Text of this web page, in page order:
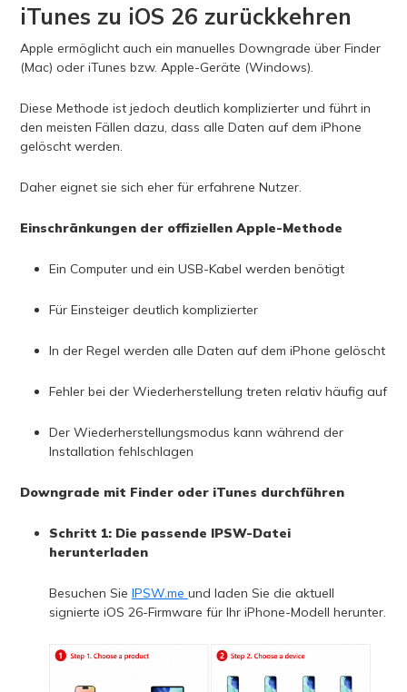
iTunes zu iOS 26 zurückkehren
Apple ermöglicht auch ein manuelles Downgrade über Finder
(Mac) oder iTunes bzw. Apple-Geräte (Windows).
Diese Methode ist jedoch deutlich komplizierter und führt in
den meisten Fällen dazu, dass alle Daten auf dem iPhone
gelöscht werden.
Daher eignet sie sich eher für erfahrene Nutzer.
Einschränkungen der offiziellen Apple-Methode
Ein Computer und ein USB-Kabel werden benötigt
Für Einsteiger deutlich komplizierter
In der Regel werden alle Daten auf dem iPhone gelöscht
Fehler bei der Wiederherstellung treten relativ häufig auf
Der Wiederherstellungsmodus kann während der
Installation fehlschlagen
Downgrade mit Finder oder iTunes durchführen
Schritt 1: Die passende IPSW-Datei
herunterladen
Besuchen Sie IPSW.me und laden Sie die aktuell
signierte iOS 26-Firmware für Ihr iPhone-Modell herunter.